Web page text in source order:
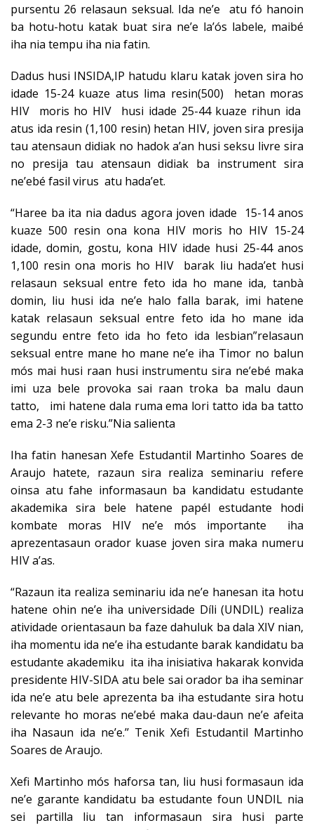
pursentu 26 relasaun seksual. Ida ne’e atu fó hanoin
ba hotu-hotu katak buat sira ne’e la’ós labele, maibé
iha nia tempu iha nia fatin.
Dadus husi INSIDA,IP hatudu klaru katak joven sira ho
idade 15-24 kuaze atus lima resin(500) hetan moras
HIV moris ho HIV husi idade 25-44 kuaze rihun ida
atus ida resin (1,100 resin) hetan HIV, joven sira presija
tau atensaun didiak no hadok a’an husi seksu livre sira
no presija tau atensaun didiak ba instrument sira
ne’ebé fasil virus atu hada’et.
“Haree ba ita nia dadus agora joven idade 15-14 anos
kuaze 500 resin ona kona HIV moris ho HIV 15-24
idade, domin, gostu, kona HIV idade husi 25-44 anos
1,100 resin ona moris ho HIV barak liu hada’et husi
relasaun seksual entre feto ida ho mane ida, tanbà
domin, liu husi ida ne’e halo falla barak, imi hatene
katak relasaun seksual entre feto ida ho mane ida
segundu entre feto ida ho feto ida lesbian”relasaun
seksual entre mane ho mane ne’e iha Timor no balun
mós mai husi raan husi instrumentu sira ne’ebé maka
imi uza bele provoka sai raan troka ba malu daun
tatto, imi hatene dala ruma ema lori tatto ida ba tatto
ema 2-3 ne’e risku.”Nia salienta
Iha fatin hanesan Xefe Estudantil Martinho Soares de
Araujo hatete, razaun sira realiza seminariu refere
oinsa atu fahe informasaun ba kandidatu estudante
akademika sira bele hatene papél estudante hodi
kombate moras HIV ne’e mós importante iha
aprezentasaun orador kuase joven sira maka numeru
HIV a’as.
“Razaun ita realiza seminariu ida ne’e hanesan ita hotu
hatene ohin ne’e iha universidade Díli (UNDIL) realiza
atividade orientasaun ba faze dahuluk ba dala XIV nian,
iha momentu ida ne’e iha estudante barak kandidatu ba
estudante akademiku ita iha inisiativa hakarak konvida
presidente HIV-SIDA atu bele sai orador ba iha seminar
ida ne’e atu bele aprezenta ba iha estudante sira hotu
relevante ho moras ne’ebé maka dau-daun ne’e afeita
iha Nasaun ida ne’e.’’ Tenik Xefi Estudantil Martinho
Soares de Araujo.
Xefi Martinho mós haforsa tan, liu husi formasaun ida
ne’e garante kandidatu ba estudante foun UNDIL nia
sei partilla liu tan informasaun sira husi parte